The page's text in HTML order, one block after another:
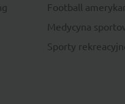
Football
Medycyna
Sporty